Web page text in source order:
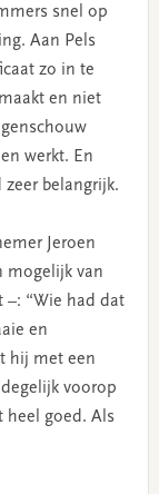
snel op
Aan Pels
zo in te
en niet
werkt. En
zeer belangrijk.
Jeroen
mogelijk van
–: “Wie had dat
en
hij met een
voorop
heel goed. Als